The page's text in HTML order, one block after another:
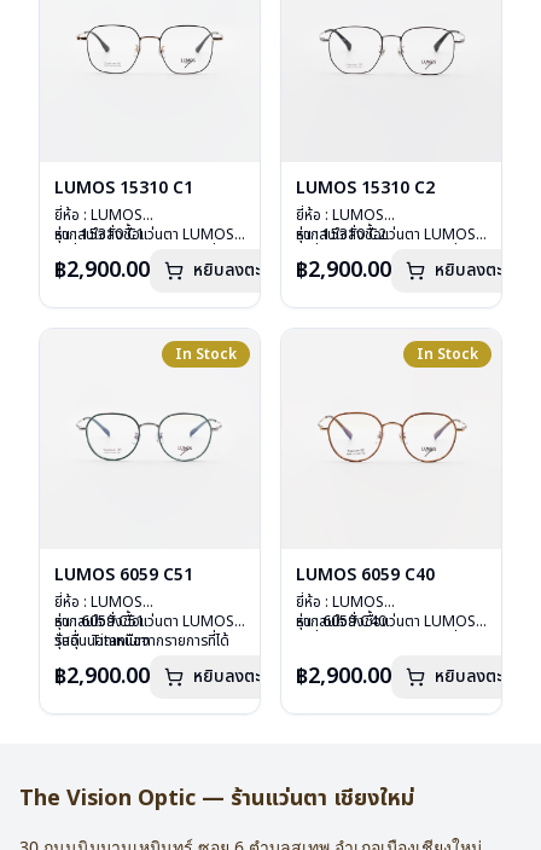
LUMOS 15310 C1
ยี่ห้อ : LUMOS
รุ่น : 15310 C1
เลนส์ : Demo Lens
น้ำหนัก : 16 กรัม
อุปกรณ์ : กล่องแว่น , ผ้าเช็ดแว่น
หากสนใจสั่งชื้อแว่นตา LUMOS
ลงไว้กรุณาติดต่อเราคลิก
฿2,900.00 หยิบลงตะกร้า
LUMOS 15310 C2
ยี่ห้อ : LUMOS
รุ่น : 15310 C2
เลนส์ : Demo Lens
น้ำหนัก : 16 กรัม
อุปกรณ์ : กล่องแว่น , ผ้าเช็ดแว่น
หากสนใจสั่งชื้อแว่นตา LUMOS
ลงไว้กรุณาติดต่อเราคลิก
฿2,900.00 หยิบลงตะกร้า
In Stock
LUMOS 6059 C51
ยี่ห้อ : LUMOS
รุ่น : 6059 C51
วัสดุ : Titanium
บานพับ : ไม่มีสปริง
อุปกรณ์ : กล่องแว่น , ผ้าเช็ดแว่น
หากสนใจสั่งชื้อแว่นตา LUMOS
รุ่นอื่นนอกเหนือจากรายการที่ได้
฿2,900.00 หยิบลงตะกร้า
In Stock
LUMOS 6059 C40
ยี่ห้อ : LUMOS
รุ่น : 6059 C40
บานพับ : ไม่มีสปริง
อุปกรณ์ : กล่องแว่น , ผ้าเช็ดแว่น
หากสนใจสั่งชื้อแว่นตา LUMOS
฿2,900.00 หยิบลงตะกร้า
The Vision Optic — ร้านแว่นตา เชียงใหม่